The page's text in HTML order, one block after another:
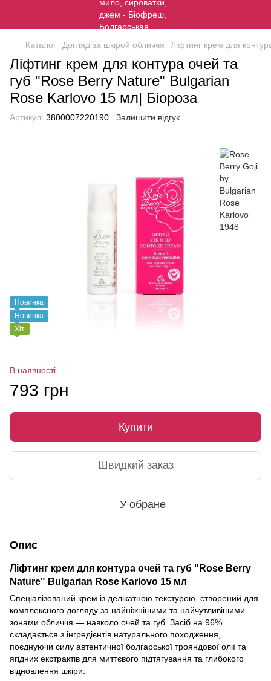
Каталог Догляд за шкірой обличчя Ліфтинг крем для
Ліфтинг крем для контура очей та
губ "Rose Berry Nature" Bulgarian
Rose Karlovo 15 мл| Біороза
Артикул: 3800007220190 Залишити відгук
Новинка
Новинка
Хіт
В наявності
793 грн
Купити
Швидкий заказ
У обране
Опис
Ліфтинг крем для контура очей та губ "Rose Berry
Nature" Bulgarian Rose Karlovo 15 мл
Спеціалізований крем із делікатною текстурою, створений для
комплексного догляду за найніжнішими та найчутливішими
зонами обличчя — навколо очей та губ. Засіб на 96%
складається з інгредієнтів натурального походження,
поєднуючи силу автентичної болгарської трояндової олії та
ягідних екстрактів для миттєвого підтягування та глибокого
відновлення шкіри.